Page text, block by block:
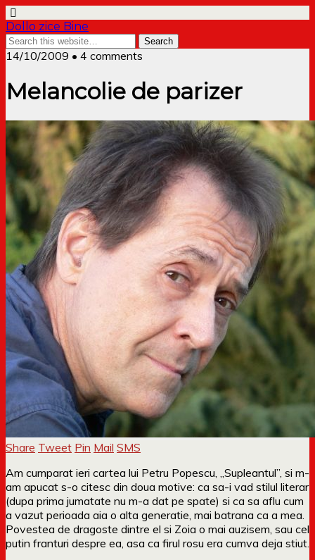
Dollo zice Bine
14/10/2009 • 4 comments
Melancolie de parizer
Share Tweet Pin Mail SMS
Am cumparat ieri cartea lui Petru Popescu, „Supleantul”, si m-
am apucat s-o citesc din doua motive: ca sa-i vad stilul literar
(dupa prima jumatate nu m-a dat pe spate) si ca sa aflu cum
a vazut perioada aia o alta generatie, mai batrana ca a mea.
Povestea de dragoste dintre el si Zoia o mai auzisem, sau cel
putin franturi despre ea, asa ca firul rosu era cumva deja stiut.